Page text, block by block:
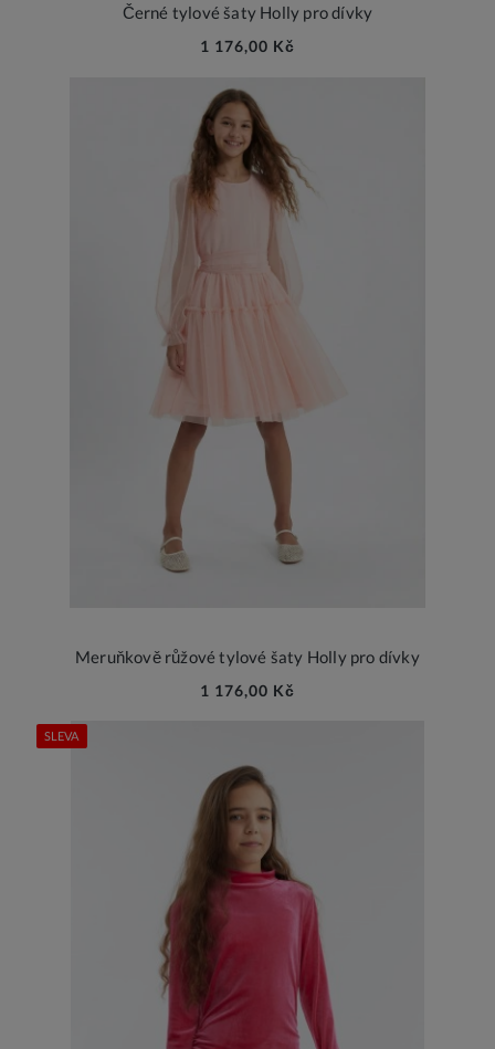
Černé tylové šaty Holly pro dívky
1 176,00 Kč
Meruňkově růžové tylové šaty Holly pro dívky
1 176,00 Kč
SLEVA